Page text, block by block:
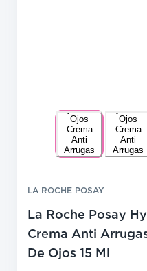
LA ROCHE POSAY
La Roche Posay
Crema Anti
De Ojos 15 Ml